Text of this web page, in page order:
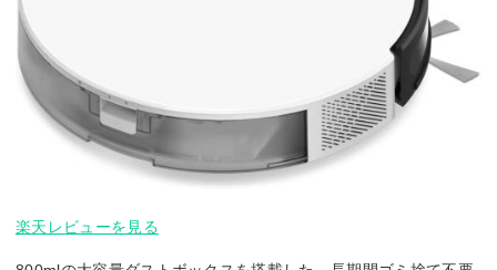
楽天レビューを見る